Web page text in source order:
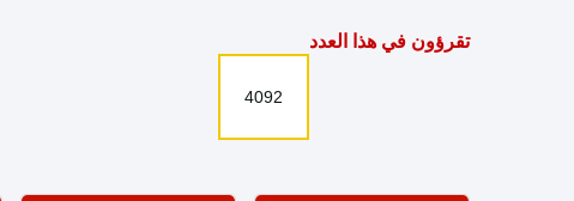
تقرؤون في هذا العدد
4092